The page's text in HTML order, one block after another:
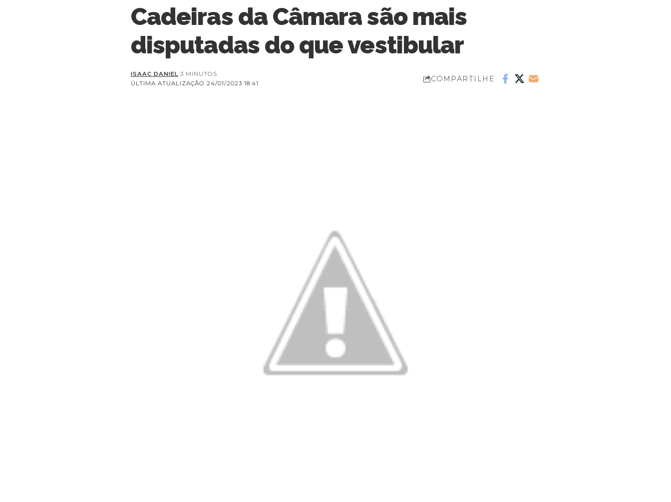
Cadeiras da Câmara são mais
disputadas do que vestibular
ÚLTIMA ATUALIZAÇÃO 24/01/2023 18:41
ISAAC DANIEL 3 MINUTOS
COMPARTILHE